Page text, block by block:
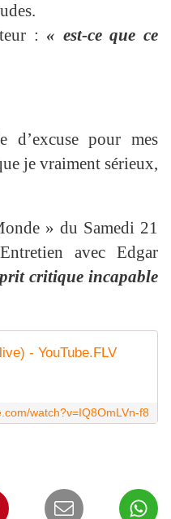
: « est-ce que ce
d’excuse pour mes
je vraiment sérieux,
» du Samedi 21
avec Edgar
critique incapable
- YouTube.FLV
watch?v=IQ8OmLVn-f8